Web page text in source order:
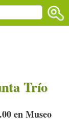
Trío
en Museo